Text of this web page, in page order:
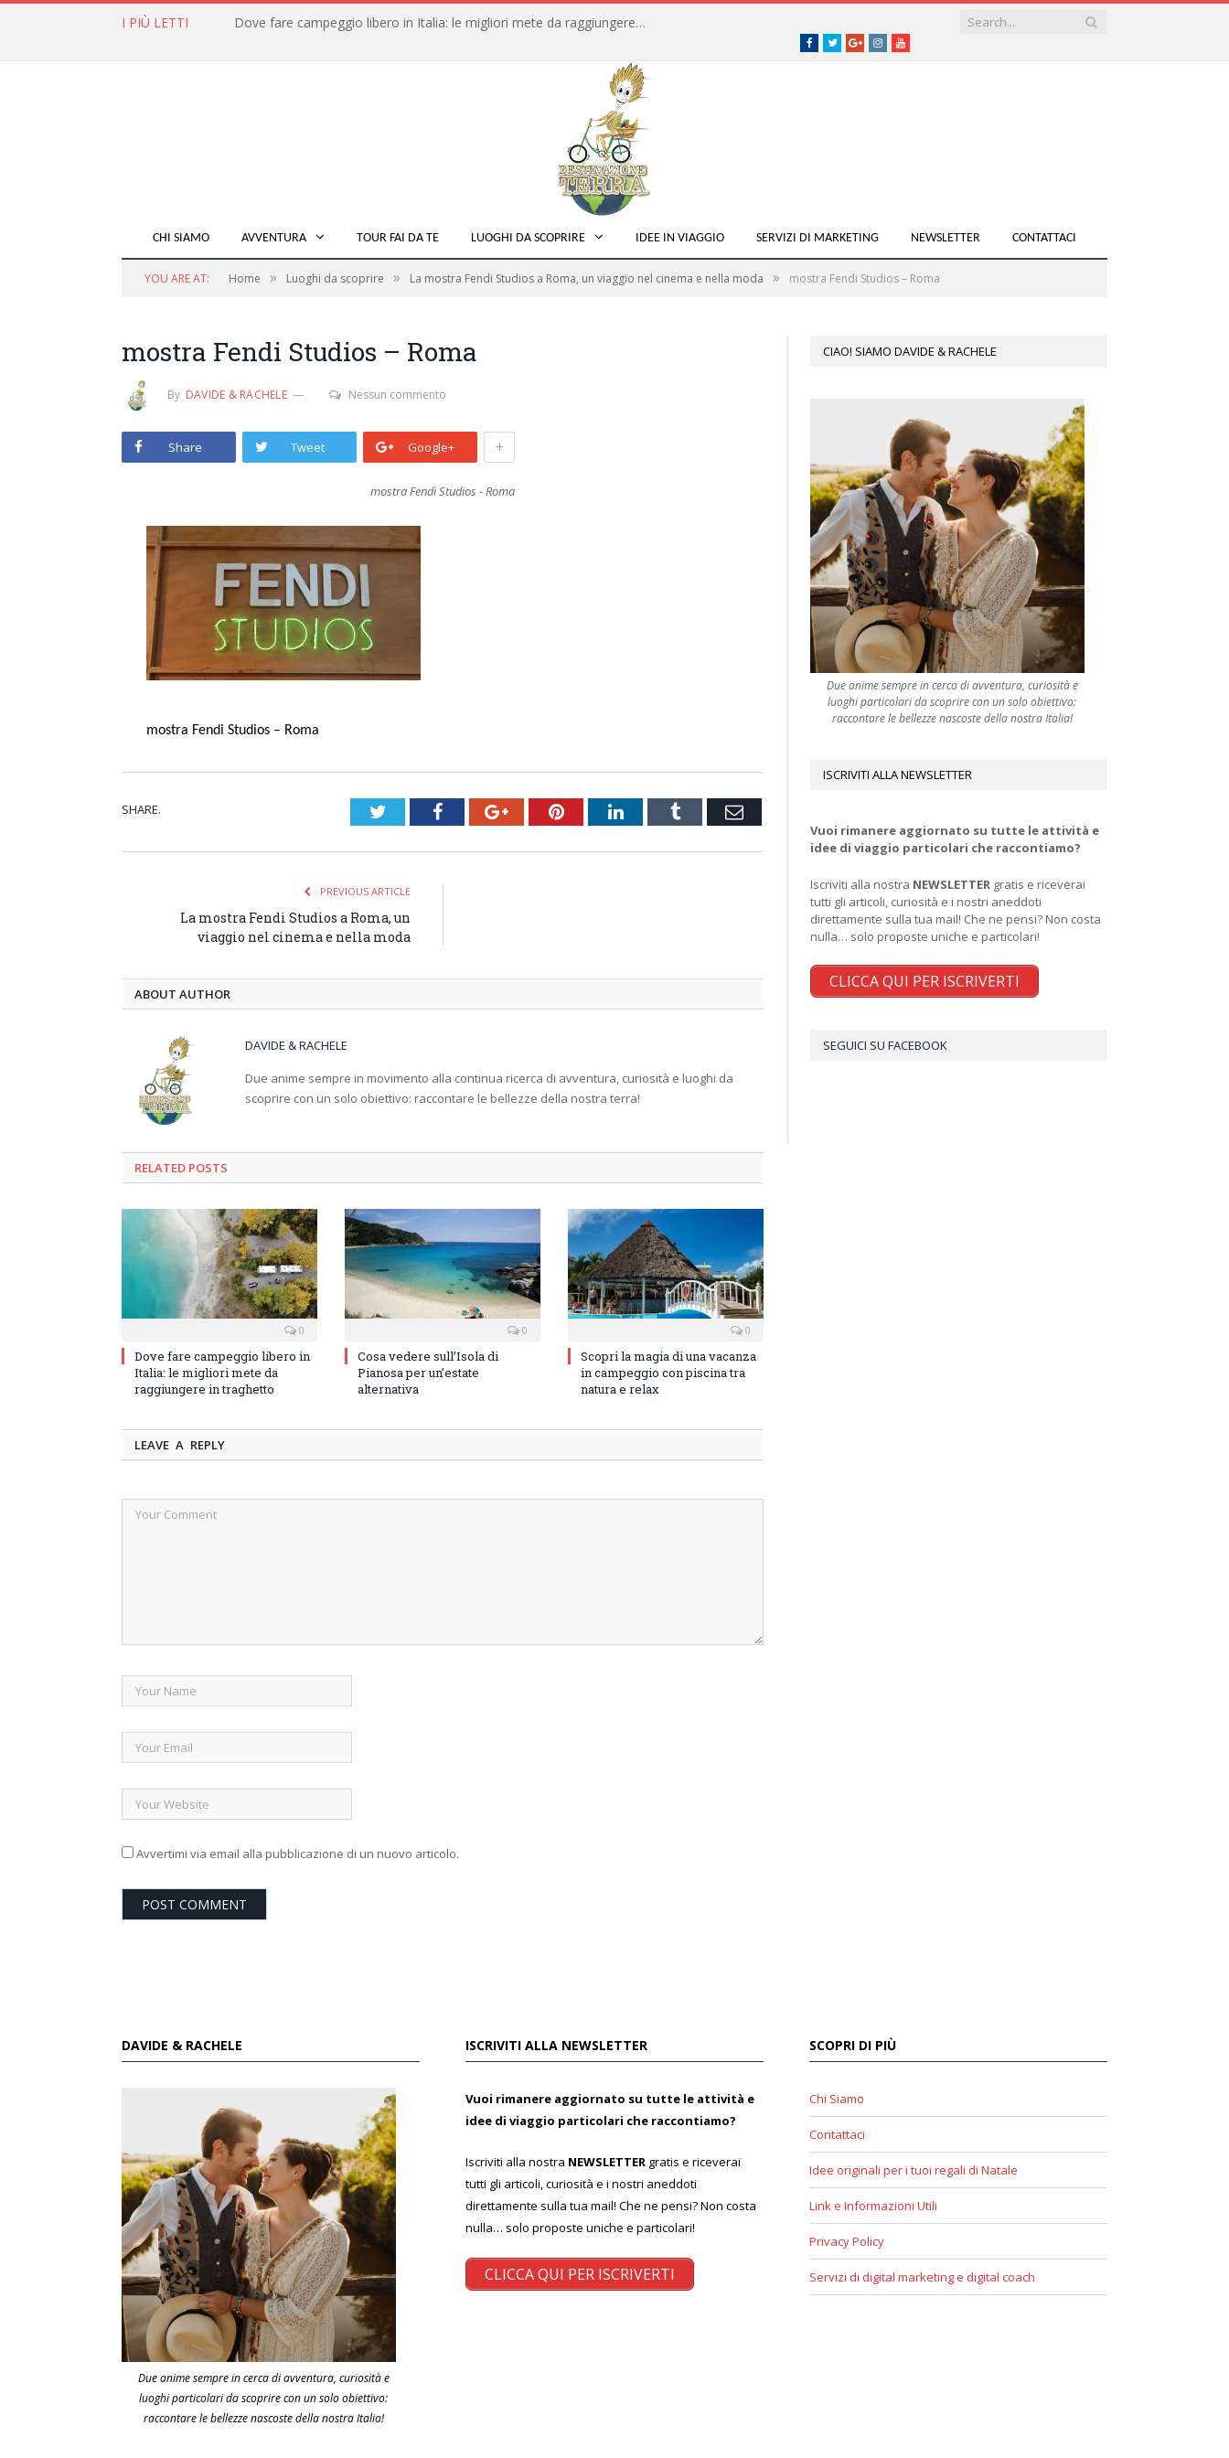
I PIÙ LETTI Dove fare campeggio libero in Italia: le migliori mete da raggiungere in traghetto
Facebook
TwitterGoogle+instagramyoutube
CHI SIAMO AVVENTURA TOUR FAI DA TE LUOGHI DA SCOPRIRE IDEE IN VIAGGIO SERVIZI DI MARKETING NEWSLETTER CONTATTACI
YOU ARE AT: Home » Luoghi da scoprire » La mostra Fendi Studios a Roma, un viaggio nel cinema e nella moda » mostra Fendi Studios – Roma
mostra Fendi Studios – Roma
By DAVIDE & RACHELE Nessun commento
Share Tweet Google+ +
mostra Fendi Studios - Roma
mostra Fendi Studios – Roma
SHARE. TwitterFacebookGoogle+PinterestLinkedInTumblr Email
PREVIOUS ARTICLE
La mostra Fendi Studios a Roma, un
viaggio nel cinema e nella moda
ABOUT AUTHOR
DAVIDE & RACHELE
Due anime sempre in movimento alla continua ricerca di avventura, curiosità e luoghi da
scoprire con un solo obiettivo: raccontare le bellezze della nostra terra!
RELATED POSTS
0
Dove fare campeggio libero in
Italia: le migliori mete da
raggiungere in traghetto
0
Cosa vedere sull’Isola di
Pianosa per un’estate
alternativa
0
Scopri la magia di una vacanza
in campeggio con piscina tra
natura e relax
LEAVE A REPLY
Avvertimi via email alla pubblicazione di un nuovo articolo.
CIAO! SIAMO DAVIDE & RACHELE
Due anime sempre in cerca di avventura, curiosità e
luoghi particolari da scoprire con un solo obiettivo:
raccontare le bellezze nascoste della nostra Italia!
ISCRIVITI ALLA NEWSLETTER
Vuoi rimanere aggiornato su tutte le attività e
idee di viaggio particolari che raccontiamo?
Iscriviti alla nostra NEWSLETTER gratis e riceverai
tutti gli articoli, curiosità e i nostri aneddoti
direttamente sulla tua mail! Che ne pensi? Non costa
nulla… solo proposte uniche e particolari!
CLICCA QUI PER ISCRIVERTI
SEGUICI SU FACEBOOK
DAVIDE & RACHELE
Due anime sempre in cerca di avventura, curiosità e
luoghi particolari da scoprire con un solo obiettivo:
raccontare le bellezze nascoste della nostra Italia!
ISCRIVITI ALLA NEWSLETTER
Vuoi rimanere aggiornato su tutte le attività e
idee di viaggio particolari che raccontiamo?
Iscriviti alla nostra NEWSLETTER gratis e riceverai
tutti gli articoli, curiosità e i nostri aneddoti
direttamente sulla tua mail! Che ne pensi? Non costa
nulla… solo proposte uniche e particolari!
CLICCA QUI PER ISCRIVERTI
SCOPRI DI PIÙ
Chi Siamo
Contattaci
Idee originali per i tuoi regali di Natale
Link e Informazioni Utili
Privacy Policy
Servizi di digital marketing e digital coach